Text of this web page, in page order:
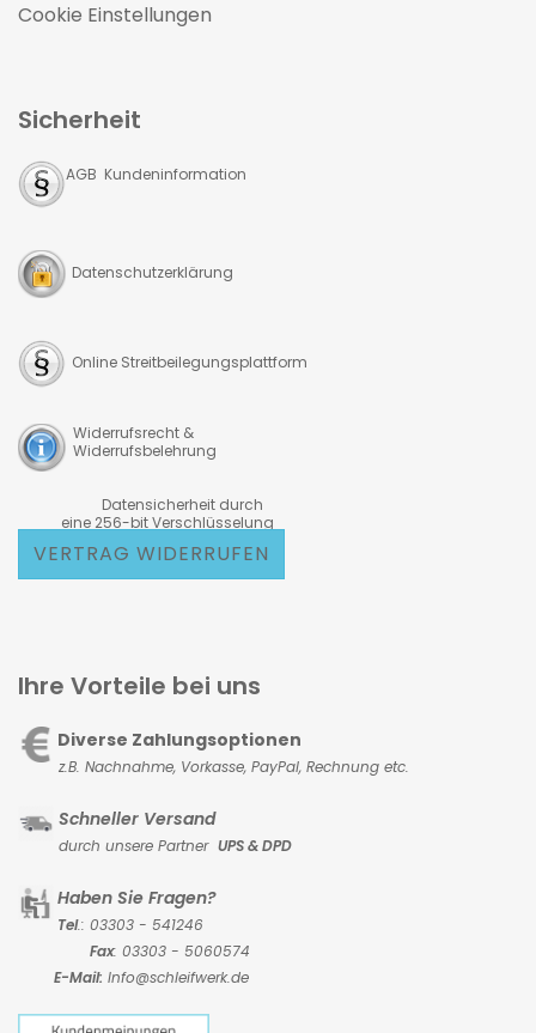
Cookie Einstellungen
Sicherheit
AGB Kundeninformation
Datenschutzerklärung
Online Streitbeilegungsplattform
Widerrufsrecht &
Widerrufsbelehrung
Datensicherheit durch
eine 256-bit Verschlüsselung
VERTRAG WIDERRUFEN
Ihre Vorteile bei uns
Diverse Zahlungsoptionen
z.B. Nachnahme, Vorkasse, PayPal, Rechnung etc.
Schneller Versand
durch unsere Partner UPS & DPD
Haben Sie Fragen?
Tel.: 03303 - 541246
Fax: 03303 - 5060574
E-Mail: Info@schleifwerk.de